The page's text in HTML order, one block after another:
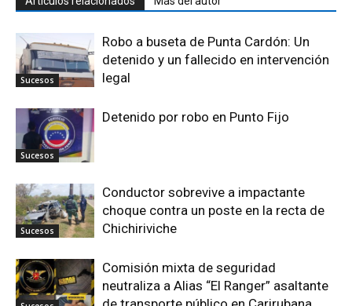
Sucesos
Robo a buseta de Punta Cardón: Un
detenido y un fallecido en intervención
legal
Sucesos
Detenido por robo en Punto Fijo
Sucesos
Conductor sobrevive a impactante
choque contra un poste en la recta de
Chichiriviche
Comisión mixta de seguridad
neutraliza a Alias “El Ranger” asaltante